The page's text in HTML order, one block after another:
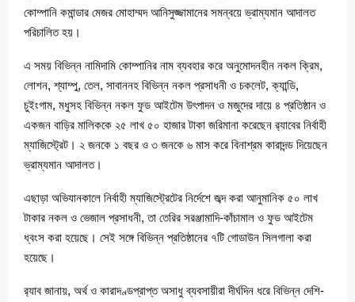
কোম্পানি কমান্ডার মেজর মোহাম্মদ আনিসুজ্জামানের সমন্বয়ে ভ্রাম্যমান আদালত
পরিচালিত হয়।
এ সময় বিভিন্ন নামিদামি কোম্পানির নাম ব্যবহার করে অনুমোদনহীন নকল ক্রিম,
লোশন, শ্যাম্পু, তেল, সাবাননহ বিভিন্ন নকল প্রসাধনী ও চকলেট, ক্যান্ডি,
চুইংগাম, মধুসহ বিভিন্ন নকল ফুড আইটেম উৎপাদন ও মজুদের দায়ে ৪ প্রতিষ্ঠান ও
একজন বাড়ির মালিককে ২৫ লাখ ৫০ হাজার টাকা জরিমানা করেছেন র‌্যাবের নির্বাহী
ম্যাজিস্ট্রেট। ২ জনকে ১ বছর ও ৩ জনকে ৬ মাস করে বিনাশ্রম কারাদন্ড দিয়েছেন
ভ্রাম্যমান আদালত।
এছাড়া অভিযানকালে নির্বাহী ম্যাজিস্ট্রেটের নির্দেশে জব্দ করা আনুমানিক ৫০ লাখ
টাকার নকল ও ভেজাল প্রসাধনী, তা তেরির সরঞ্জামাদি-কাঁচামাল ও ফুড আইটেম
ধ্বংস করা হয়েছে। সেই সঙ্গে বিভিন্ন প্রতিষ্ঠানের ৭টি গোডাউন সিলগালা করা
হয়েছে।
র‌্যাব জানায়, অর্থ ও কারাদণ্ডপ্রাপ্ত অসাধু ব্যবসায়ীরা দীর্ঘদিন ধরে বিভিন্ন দেশি-